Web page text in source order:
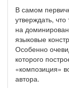
В самом
утверждать,
на
языковые
Особенно
которого
«композиция»
автора.